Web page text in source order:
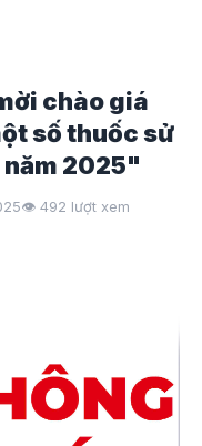
chào giá
số thuốc sử
năm 2025"
👁️ 492 lượt xem